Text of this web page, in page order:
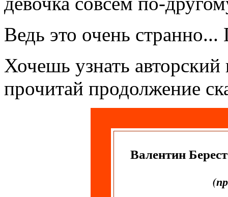
Ведь это очень
Хочешь узнать авторский
прочитай продолжение
Валентин